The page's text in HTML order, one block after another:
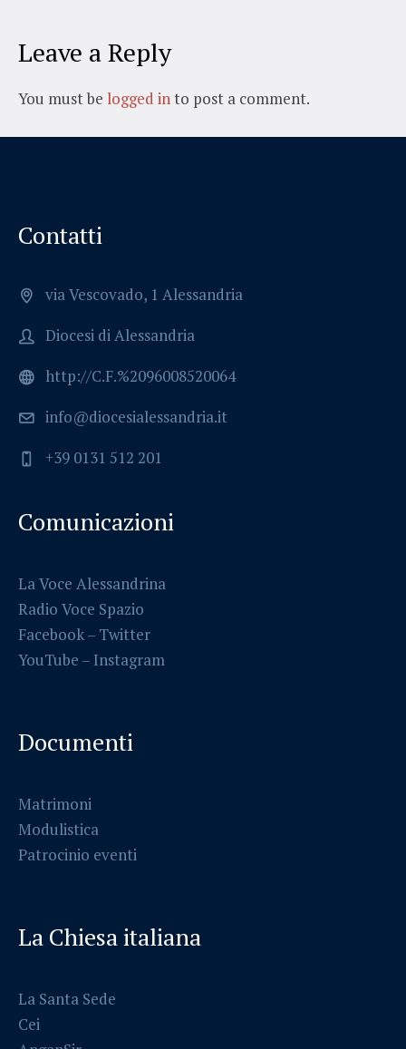
Leave a Reply
You must be logged in to post a comment.
Contatti
via Vescovado, 1 Alessandria
Diocesi di Alessandria
http://C.F.%2096008520064
info@diocesialessandria.it
+39 0131 512 201
Comunicazioni
La Voce Alessandrina
Radio Voce Spazio
Facebook– Twitter
YouTube – Instagram
Documenti
Matrimoni
Modulistica
Patrocinio eventi
La Chiesa italiana
La Santa Sede
Cei